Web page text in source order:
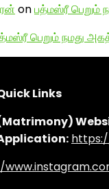
onபத்மஸ்ரீ பெறும்
பெறும் நமது
Links